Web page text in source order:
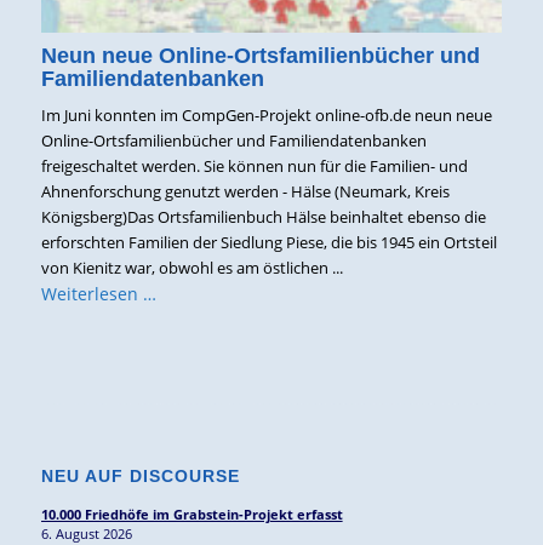
Neun neue Online-Ortsfamilienbücher und
Familiendatenbanken
Im Juni konnten im CompGen-Projekt online-ofb.de neun neue
Online-Ortsfamilienbücher und Familiendatenbanken
freigeschaltet werden. Sie können nun für die Familien- und
Ahnenforschung genutzt werden - Hälse (Neumark, Kreis
Königsberg)Das Ortsfamilienbuch Hälse beinhaltet ebenso die
erforschten Familien der Siedlung Piese, die bis 1945 ein Ortsteil
von Kienitz war, obwohl es am östlichen ...
Weiterlesen …
NEU AUF DISCOURSE
10.000 Friedhöfe im Grabstein-Projekt erfasst
6. August 2026